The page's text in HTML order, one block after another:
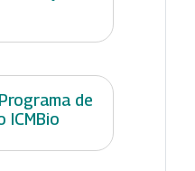
de
ICMBio